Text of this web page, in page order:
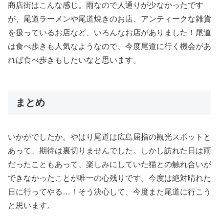
商店街はこんな感じ。雨なので人通りが少なかったです
が、尾道ラーメンや尾道焼きのお店、アンティークな雑貨
を扱っているお店など、いろんなお店がありました！尾道
は食べ歩きも人気なようなので、今度尾道に行く機会があ
れば食べ歩きもしたいなと思います。
まとめ
いかがでしたか。やはり尾道は広島屈指の観光スポットと
あって、期待は裏切りませんでした。しかし訪れた日は雨
だったこともあって、楽しみにしていた猫との触れ合いが
できなかったことが唯一の心残りです。今度は絶対晴れた
日に行ってやる…！そう決心して、今度また尾道に行こう
と思います。